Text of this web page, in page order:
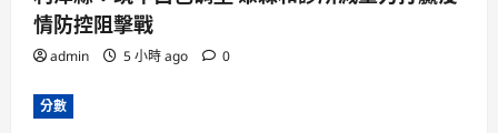
情防控阻擊戰
admin 5 小時 ago 0
分數